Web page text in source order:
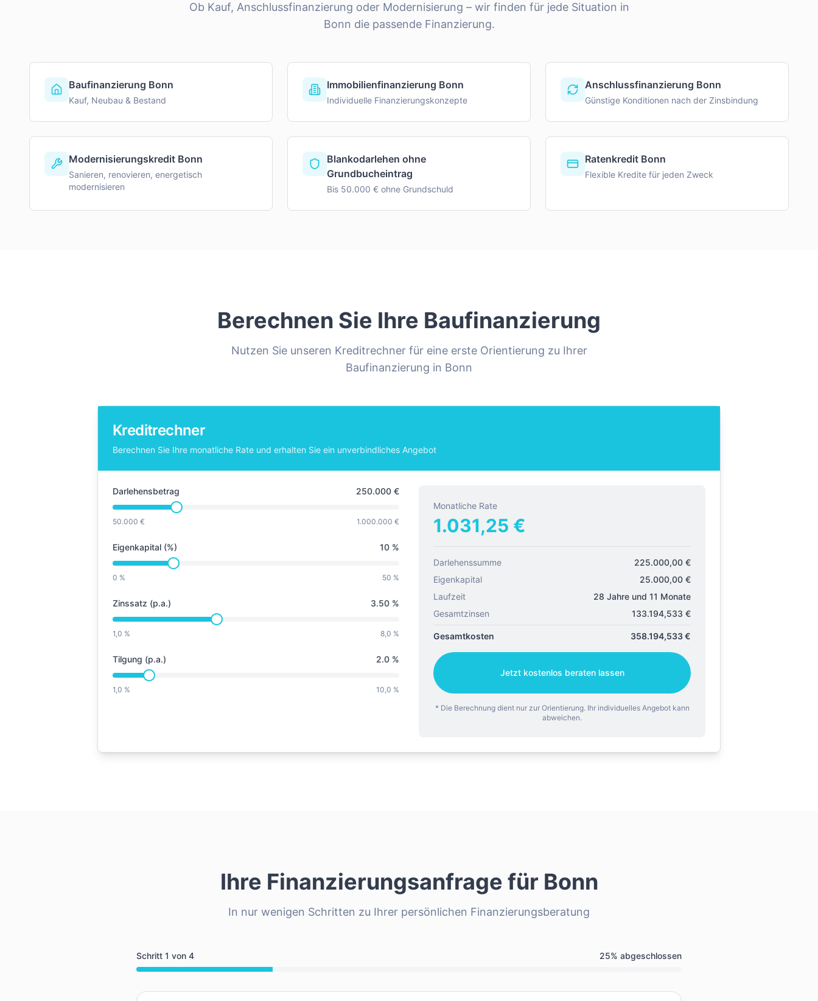
Ob Kauf, Anschlussfinanzierung oder Modernisierung – wir finden für jede Situation in
Bonn die passende Finanzierung.
Baufinanzierung Bonn
Kauf, Neubau & Bestand
Immobilienfinanzierung Bonn
Individuelle Finanzierungskonzepte
Anschlussfinanzierung Bonn
Günstige Konditionen nach der Zinsbindung
Modernisierungskredit Bonn
Sanieren, renovieren, energetisch
modernisieren
Blankodarlehen ohne
Grundbucheintrag
Bis 50.000 € ohne Grundschuld
Ratenkredit Bonn
Flexible Kredite für jeden Zweck
Berechnen Sie Ihre Baufinanzierung
Nutzen Sie unseren Kreditrechner für eine erste Orientierung zu Ihrer
Baufinanzierung in Bonn
Kreditrechner
Berechnen Sie Ihre monatliche Rate und erhalten Sie ein unverbindliches Angebot
Darlehensbetrag 250.000 €
50.000 € 1.000.000 €
Eigenkapital (%) 10 %
0 % 50 %
Zinssatz (p.a.) 3.50 %
1,0 % 8,0 %
Tilgung (p.a.) 2.0 %
1,0 % 10,0 %
Monatliche Rate
1.031,25 €
Darlehenssumme 225.000,00 €
Eigenkapital
25.000,00 €
Laufzeit
28 Jahre und 11 Monate
Gesamtzinsen
133.194,533 €
Gesamtkosten 358.194,533€
Jetzt kostenlos beraten lassen
* Die Berechnung dient nur zur Orientierung. Ihr individuelles Angebot kann
abweichen.
Ihre Finanzierungsanfrage für Bonn
In nur wenigen Schritten zu Ihrer persönlichen Finanzierungsberatung
Schritt 1 von 4 25% abgeschlossen